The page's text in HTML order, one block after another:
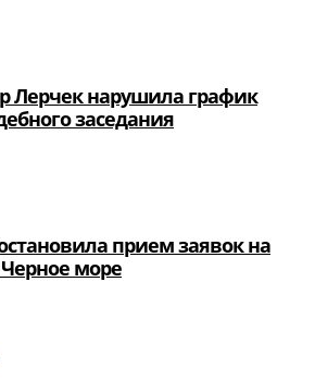
Лерчек нарушила график
заседания
прием заявок на
море